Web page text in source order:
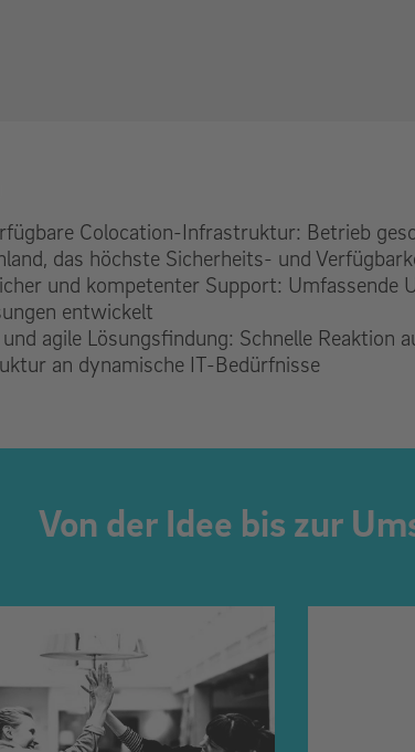
Colocation-Infrastruktur: Betrieb
das höchste Sicherheits- und
und kompetenter Support:
entwickelt
und agile Lösungsfindung: Schnelle Reaktion
an dynamische IT-Bedürfnisse
Von der Idee bis zur